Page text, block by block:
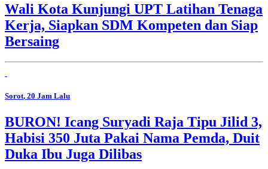
Wali Kota Kunjungi UPT Latihan Tenaga
Kerja, Siapkan SDM Kompeten dan Siap
Bersaing
Sorot, 20 Jam Lalu
BURON! Icang Suryadi Raja Tipu Jilid 3,
Habisi 350 Juta Pakai Nama Pemda, Duit
Duka Ibu Juga Dilibas